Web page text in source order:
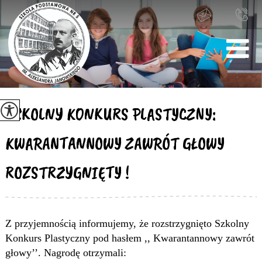
SZKOLNY KONKURS PLASTYCZNY:
KWARANTANNOWY ZAWRÓT GŁOWY
ROZSTRZYGNIĘTY !
Z przyjemnością informujemy, że rozstrzygnięto Szkolny
Konkurs Plastyczny pod hasłem ,, Kwarantannowy zawrót
głowy’’. Nagrodę otrzymali: